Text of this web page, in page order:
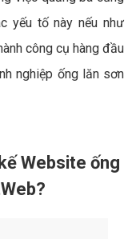
yếu tố này nếu như
công cụ hàng đầu
nghiệp ống lăn sơn
Website ống